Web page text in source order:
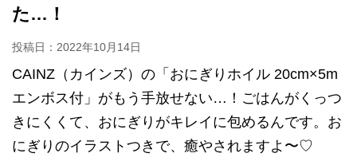
た…！
投稿日： 2022年10月14日
CAINZ（カインズ）の「おにぎりホイル 20cm×5m
エンボス付」がもう手放せない…！ごはんがくっつ
きにくくて、おにぎりがキレイに包めるんです。お
にぎりのイラストつきで、癒やされますよ〜♡